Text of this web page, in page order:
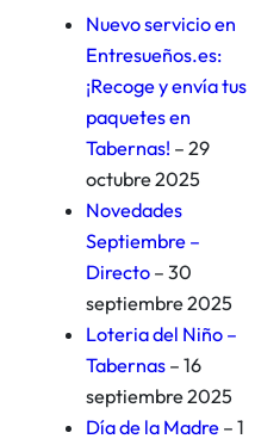
Nuevo servicio en
Entresueños.es:
¡Recoge y envía tus
paquetes en
Tabernas! – 29
octubre 2025
Novedades
Septiembre –
Directo – 30
septiembre 2025
Loteria del Niño –
Tabernas – 16
septiembre 2025
Día de la Madre – 1